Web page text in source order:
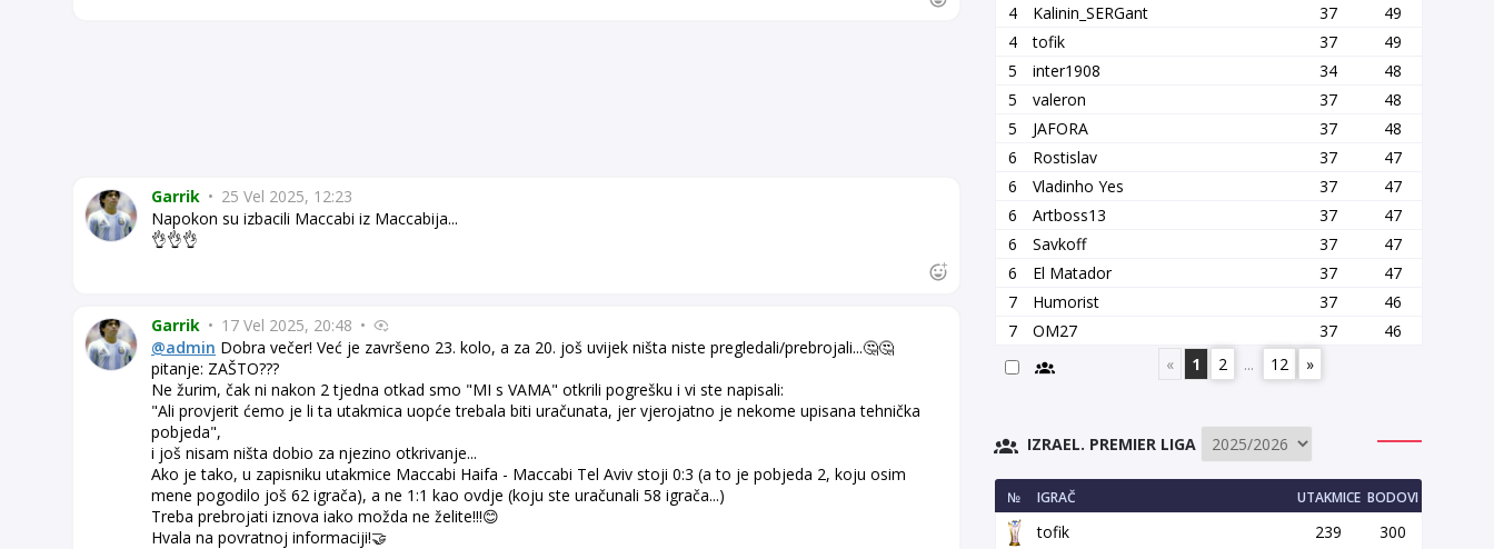
Garrik • 25 Vel 2025, 12:23
Napokon su izbacili Maccabi iz Maccabija...
👌👌👌
Garrik • 17 Vel 2025, 20:48 •
@admin Dobra večer! Već je završeno 23. kolo, a za 20. još uvijek ništa niste pregledali/prebrojali...🤔🤔
pitanje: ZAŠTO???
Ne žurim, čak ni nakon 2 tjedna otkad smo "MI s VAMA" otkrili pogrešku i vi ste napisali:
"Ali provjerit ćemo je li ta utakmica uopće trebala biti uračunata, jer vjerojatno je nekome upisana tehnička
pobjeda",
i još nisam ništa dobio za njezino otkrivanje...
Ako je tako, u zapisniku utakmice Maccabi Haifa - Maccabi Tel Aviv stoji 0:3 (a to je pobjeda 2, koju osim
mene pogodilo još 62 igrača), a ne 1:1 kao ovdje (koju ste uračunali 58 igrača...)
Treba prebrojati iznova iako možda ne želite!!!😊
Hvala na povratnoj informaciji!🤝
4
Kalinin_SERGant 37
49
4
tofik 37
49
5
inter1908 34
48
5
valeron 37
48
5
JAFORA 37
48
6
Rostislav 37
47
6
Vladinho Yes 37
47
6
Artboss13 37
47
6
Savkoff 37
47
6
El Matador 37
47
7
Humorist 37
46
7
OM27 37
46
«
1 2 ... 12 »
IZRAEL. PREMIER LIGA
№ IGRAČ UTAKMICE BODOVI
tofik 239
300